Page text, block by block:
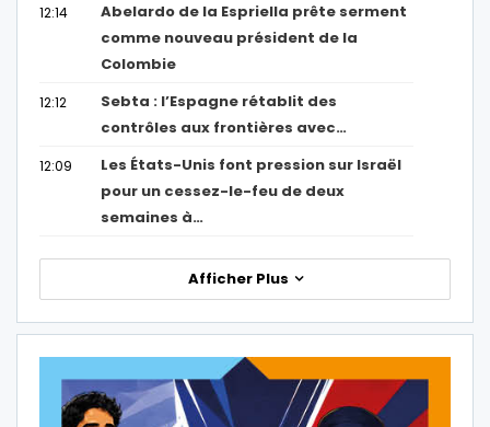
12:14
Abelardo de la Espriella prête serment
comme nouveau président de la
Colombie
12:12
Sebta : l’Espagne rétablit des
contrôles aux frontières avec…
12:09
Les États-Unis font pression sur Israël
pour un cessez-le-feu de deux
semaines à…
Afficher Plus